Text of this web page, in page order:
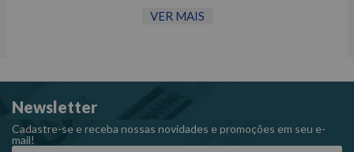
-Imagens meramente ilustrativas.
-Todas as informações divulgadas são de responsabilidade do
Fabricante/fornecedor
VER MAIS
Newsletter
Cadastre-se e receba nossas novidades e promoções em seu e-
mail!